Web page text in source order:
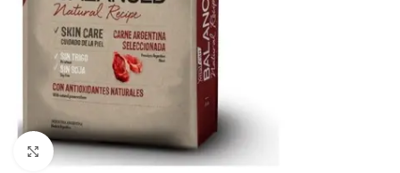
Haga clic para ampliar